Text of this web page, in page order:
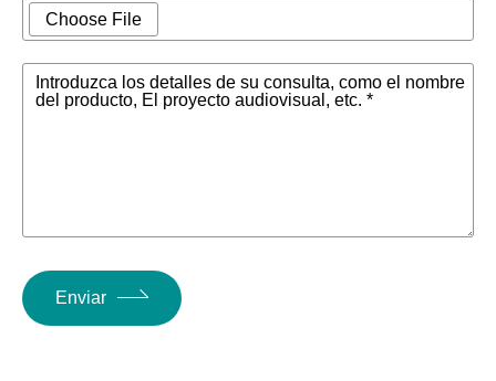
Choose File
Introduzca los detalles de su consulta, como el nombre
del producto, El proyecto audiovisual, etc. *
Enviar